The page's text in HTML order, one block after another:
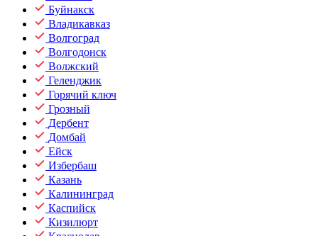
Буйнакск
Владикавказ
Волгоград
Волгодонск
Волжский
Геленджик
Горячий ключ
Грозный
Дербент
Домбай
Ейск
Избербаш
Казань
Калининград
Каспийск
Кизилюрт